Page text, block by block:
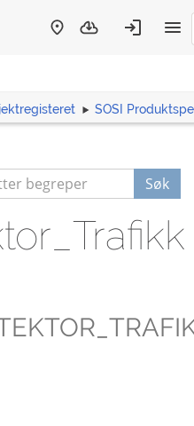
SOSI
Søk